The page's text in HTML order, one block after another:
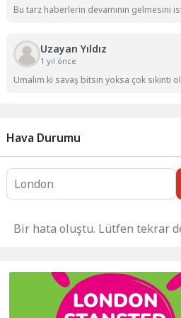
Bu tarz haberlerin devamının gelmesini
Uzayan Yıldız
1 yıl önce
Umalım ki savaş bitsin yoksa çok sıkıntı
Hava Durumu
Bir hata oluştu. Lütfen tekrar